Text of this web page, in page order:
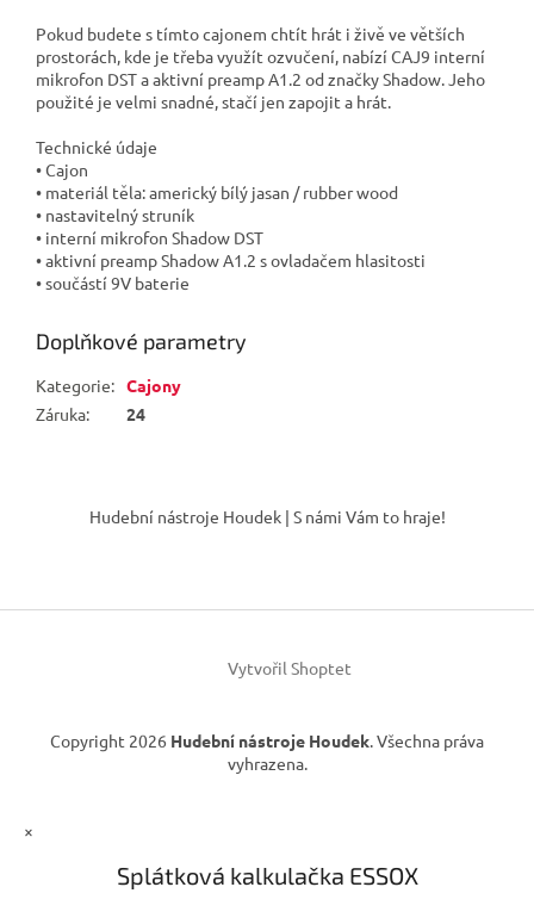
Pokud budete s tímto cajonem chtít hrát i živě ve větších
prostorách, kde je třeba využít ozvučení, nabízí CAJ9 interní
mikrofon DST a aktivní preamp A1.2 od značky Shadow. Jeho
použité je velmi snadné, stačí jen zapojit a hrát.
Technické údaje
• Cajon
• materiál těla: americký bílý jasan / rubber wood
• nastavitelný struník
• interní mikrofon Shadow DST
• aktivní preamp Shadow A1.2 s ovladačem hlasitosti
• součástí 9V baterie
Doplňkové parametry
Kategorie: Cajony
Záruka: 24
í
Hudební nástroje Houdek | S námi Vám to hraje!
Vytvořil Shoptet
Copyright 2026 Hudební nástroje Houdek. Všechna práva
vyhrazena.
×
Splátková kalkulačka ESSOX